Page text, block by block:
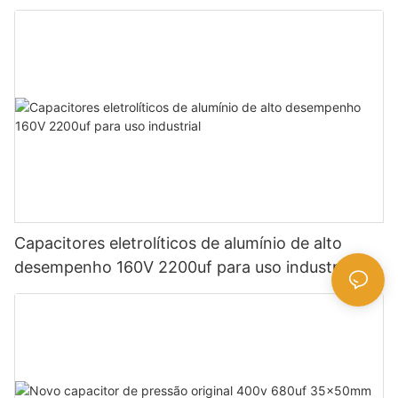
para uso industrial - [Linkeycon]
Capacitores eletrolíticos de alumínio de alto
desempenho 160V 2200uf para uso industrial